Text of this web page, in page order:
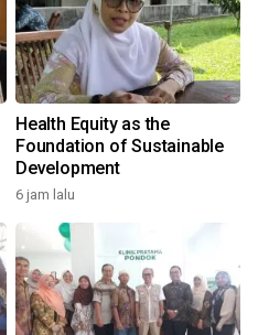
Health Equity as the
Foundation of Sustainable
Development
6 jam lalu